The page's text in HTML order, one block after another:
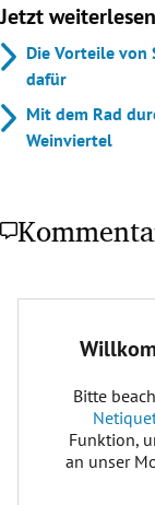
Jetzt weiterlesen
Die Vorteile von
dafür
Mit dem Rad
Weinviertel